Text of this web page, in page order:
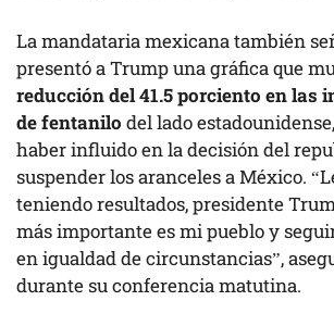
La mandataria mexicana también
presentó a Trump una gráfica que
reducción del 41.5 porciento en las
de fentanilo del lado
haber influido en la decisión del
suspender los aranceles a México.
teniendo resultados, presidente
más importante es mi pueblo y
en igualdad de circunstancias”,
durante su conferencia matutina.